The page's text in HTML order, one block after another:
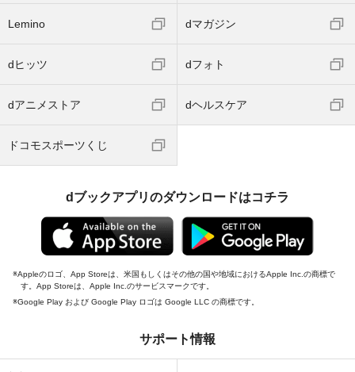
Lemino dマガジン
dヒッツ dフォト
dアニメストア dヘルスケア
ドコモスポーツくじ
dブックアプリのダウンロードはコチラ
Appleのロゴ、App Storeは、米国もしくはその他の国や地域におけるApple Inc.の商標で
す。App Storeは、Apple Inc.のサービスマークです。
Google Play および Google Play ロゴは Google LLC の商標です。
サポート情報